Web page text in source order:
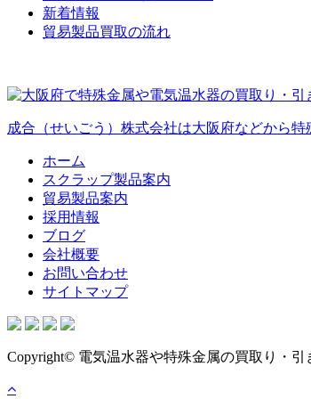
新着情報
貿易製品買取の流れ
成合（せいごう）株式会社は大阪府などから
ホーム
スクラップ製品案内
貿易製品案内
採用情報
ブログ
会社概要
お問い合わせ
サイトマップ
Copyright© 電気温水器や特殊金属の買取り・引